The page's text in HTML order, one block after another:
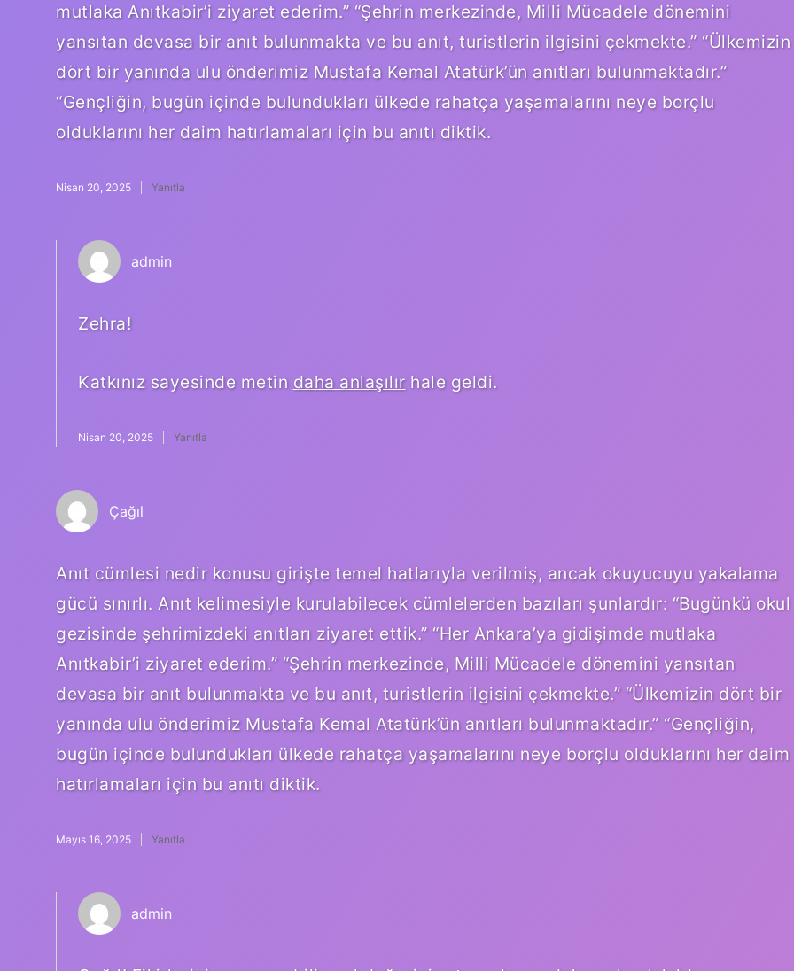
mutlaka Anıtkabir’i ziyaret ederim.” “Şehrin merkezinde, Milli Mücadele dönemini
yansıtan devasa bir anıt bulunmakta ve bu anıt, turistlerin ilgisini çekmekte.” “Ülkemizin
dört bir yanında ulu önderimiz Mustafa Kemal Atatürk’ün anıtları bulunmaktadır.”
“Gençliğin, bugün içinde bulundukları ülkede rahatça yaşamalarını neye borçlu
olduklarını her daim hatırlamaları için bu anıtı diktik.
Nisan 20, 2025 Yanıtla
admin
Zehra!
Katkınız sayesinde metin daha anlaşılır hale geldi.
Nisan 20, 2025 Yanıtla
Çağıl
Anıt cümlesi nedir konusu girişte temel hatlarıyla verilmiş, ancak okuyucuyu yakalama
gücü sınırlı. Anıt kelimesiyle kurulabilecek cümlelerden bazıları şunlardır: “Bugünkü okul
gezisinde şehrimizdeki anıtları ziyaret ettik.” “Her Ankara’ya gidişimde mutlaka
Anıtkabir’i ziyaret ederim.” “Şehrin merkezinde, Milli Mücadele dönemini yansıtan
devasa bir anıt bulunmakta ve bu anıt, turistlerin ilgisini çekmekte.” “Ülkemizin dört bir
yanında ulu önderimiz Mustafa Kemal Atatürk’ün anıtları bulunmaktadır.” “Gençliğin,
bugün içinde bulundukları ülkede rahatça yaşamalarını neye borçlu olduklarını her daim
hatırlamaları için bu anıtı diktik.
Mayıs 16, 2025 Yanıtla
admin